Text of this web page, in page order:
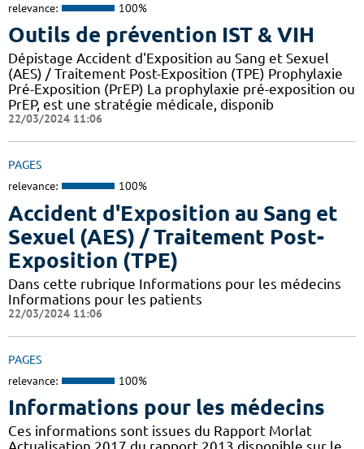
relevance: 100%
Outils de prévention IST & VIH
Dépistage Accident d'Exposition au Sang et Sexuel
(AES) / Traitement Post-Exposition (TPE) Prophylaxie
Pré-Exposition (PrEP) La prophylaxie pré-exposition ou
PrEP, est une stratégie médicale, disponib
22/03/2024 11:06
PAGES
relevance: 100%
Accident d'Exposition au Sang et
Sexuel (AES) / Traitement Post-
Exposition (TPE)
Dans cette rubrique Informations pour les médecins
Informations pour les patients
22/03/2024 11:06
PAGES
relevance: 100%
Informations pour les médecins
Ces informations sont issues du Rapport Morlat